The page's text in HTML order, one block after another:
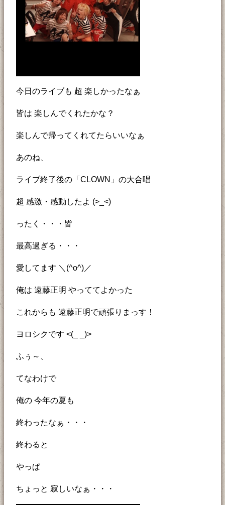
今日のライブも 超 楽しかったなぁ
皆は 楽しんでくれたかな？
楽しんで帰ってくれてたらいいなぁ
あのね、
ライブ終了後の「CLOWN」の大合唱
超 感激・感動したよ (>_<)
ったく・・・皆
最高過ぎる・・・
愛してます ＼(^o^)／
俺は 遠藤正明 やっててよかった
これからも 遠藤正明で頑張りまっす！
ヨロシクです <(_ _)>
ふぅ～、
てなわけで
俺の 今年の夏も
終わったなぁ・・・
終わると
やっぱ
ちょっと 寂しいなぁ・・・